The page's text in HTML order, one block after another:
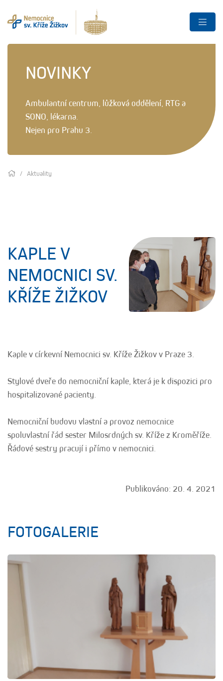
NOVINKY
Ambulantní centrum, lůžková oddělení, RTG a
SONO, lékarna.
Nejen pro Prahu 3.
Aktuality
KAPLE V
NEMOCNICI SV.
KŘÍŽE ŽIŽKOV
Kaple v církevní Nemocnici sv. Kříže Žižkov v Praze 3.
Stylové dveře do nemocniční kaple, která je k dispozici pro
hospitalizované pacienty.
Nemocniční budovu vlastní a provoz nemocnice
spoluvlastní řád sester Milosrdných sv. Kříže z Kroměříže.
Řádové sestry pracují i přímo v nemocnici.
Publikováno: 20. 4. 2021
FOTOGALERIE